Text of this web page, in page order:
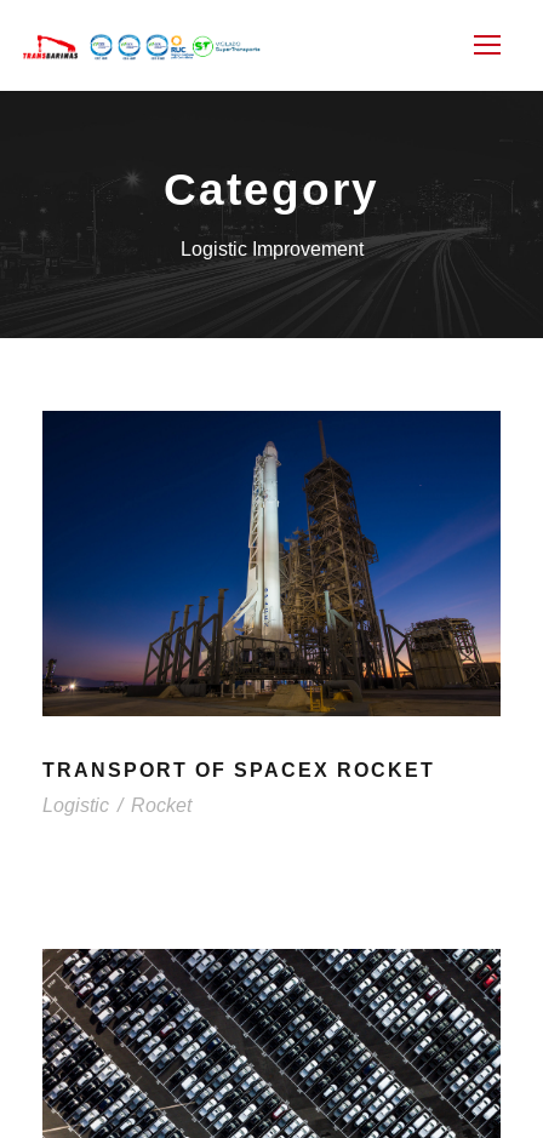
Category
Logistic Improvement
TRANSPORT OF SPACEX ROCKET
Logistic / Rocket